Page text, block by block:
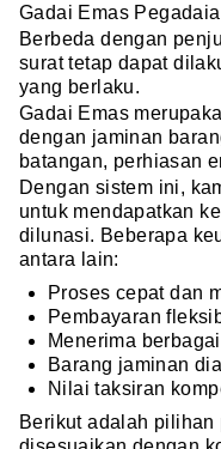
Gadai Emas
Berbeda dengan
surat tetap dapat
yang berlaku.
Gadai Emas
dengan jaminan
batangan, perhiasan
Dengan sistem ini,
untuk mendapatkan
dilunasi. Beberapa
antara lain:
Proses cepat dan
Pembayaran
Menerima
Barang jaminan
Nilai taksiran
Berikut adalah